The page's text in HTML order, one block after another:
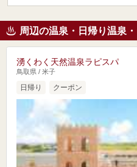
周辺の温泉・日帰り温泉
湧くわく天然温泉ラピスパ
鳥取県 / 米子
日帰り クーポン